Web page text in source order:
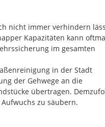
nicht immer verhindern
Kapazitäten kann
im gesamten
in der Stadt
der Gehwege an die
übertragen.
zu säubern.